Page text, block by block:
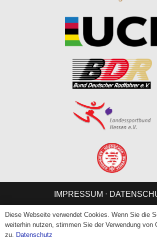
IMPRESSUM ⋅
Diese Webseite verwendet Cookies. Wenn Sie die
weiterhin nutzen, stimmen Sie der Verwendung von
zu. Datenschutz